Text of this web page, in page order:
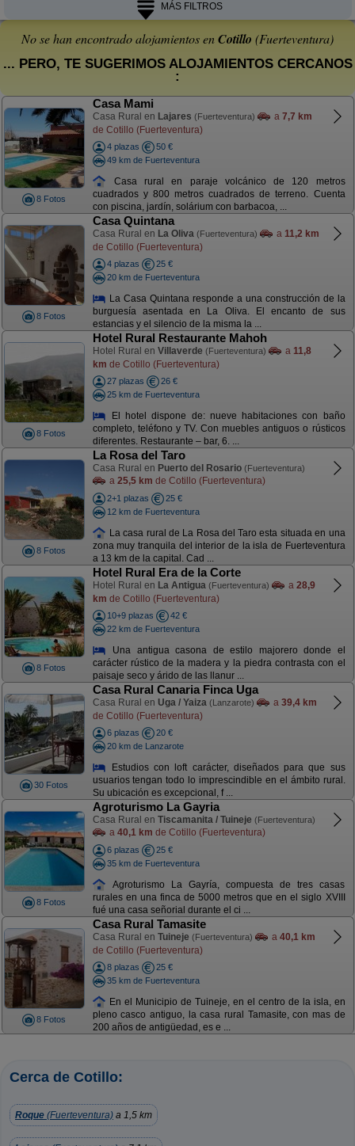
MÁS FILTROS
No se han encontrado alojamientos enCotillo (Fuerteventura)
... PERO, TE SUGERIMOS ALOJAMIENTOS CERCANOS
:
8 Fotos
Casa Mami
Casa Rural en Lajares (Fuerteventura) a 7,7 km
de Cotillo (Fuerteventura)
4 plazas
50 €
49 km de Fuerteventura
Casa rural en paraje volcánico de 120 metros
cuadrados y 800 metros cuadrados de terreno. Cuenta
con piscina, jardín, solárium con barbacoa, ...
8 Fotos
Casa Quintana
Casa Rural en La Oliva (Fuerteventura) a 11,2 km
de Cotillo (Fuerteventura)
4 plazas
25 €
20 km de Fuerteventura
La Casa Quintana responde a una construcción de la
burguesía asentada en La Oliva. El encanto de sus
estancias y el silencio de la misma la ...
8 Fotos
Hotel Rural Restaurante Mahoh
Hotel Rural en Villaverde (Fuerteventura) a 11,8
km de Cotillo (Fuerteventura)
27 plazas
26 €
25 km de Fuerteventura
El hotel dispone de: nueve habitaciones con baño
completo, teléfono y TV. Con muebles antiguos o rústicos
diferentes. Restaurante – bar, 6. ...
8 Fotos
La Rosa del Taro
Casa Rural en Puerto del Rosario (Fuerteventura)
a 25,5 km de Cotillo (Fuerteventura)
2+1 plazas
25 €
12 km de Fuerteventura
La casa rural de La Rosa del Taro esta situada en una
zona muy tranquila del interior de la isla de Fuerteventura
a 13 km de la capital. Cad ...
8 Fotos
Hotel Rural Era de la Corte
Hotel Rural en La Antigua (Fuerteventura) a 28,9
km de Cotillo (Fuerteventura)
10+9 plazas
42 €
22 km de Fuerteventura
Una antigua casona de estilo majorero donde el
carácter rústico de la madera y la piedra contrasta con el
paisaje seco y árido de las llanur ...
30 Fotos
Casa Rural Canaria Finca Uga
Casa Rural en Uga / Yaiza (Lanzarote) a 39,4 km
de Cotillo (Fuerteventura)
6 plazas
20 €
20 km de Lanzarote
Estudios con loft carácter, diseñados para que sus
usuarios tengan todo lo imprescindible en el ámbito rural.
Su ubicación es excepcional, f ...
8 Fotos
Agroturismo La Gayria
Casa Rural en Tiscamanita / Tuineje (Fuerteventura)
a 40,1 km de Cotillo (Fuerteventura)
6 plazas
25 €
35 km de Fuerteventura
Agroturismo La Gayría, compuesta de tres casas
rurales en una finca de 5000 metros que en el siglo XVIII
fué una casa señorial durante el ci ...
8 Fotos
Casa Rural Tamasite
Casa Rural en Tuineje (Fuerteventura) a 40,1 km
de Cotillo (Fuerteventura)
8 plazas
25 €
35 km de Fuerteventura
En el Municipio de Tuineje, en el centro de la isla, en
pleno casco antiguo, la casa rural Tamasite, con mas de
200 años de antigüedad, es e ...
Cerca de Cotillo:
Roque (Fuerteventura) a 1,5 km